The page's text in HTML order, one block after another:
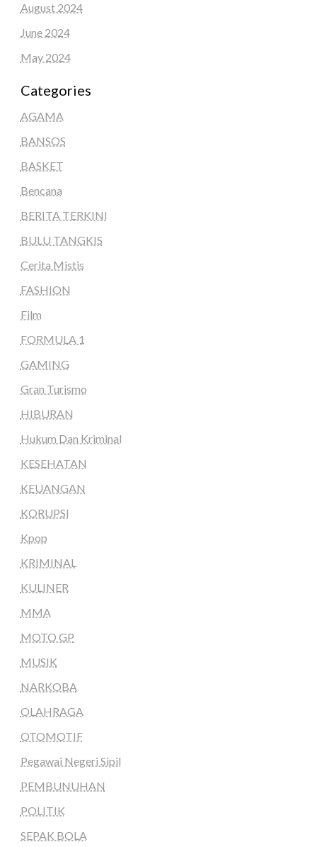
August 2024
June 2024
May 2024
Categories
AGAMA
BANSOS
BASKET
Bencana
BERITA TERKINI
BULU TANGKIS
Cerita Mistis
FASHION
Film
FORMULA 1
GAMING
Gran Turismo
HIBURAN
Hukum Dan Kriminal
KESEHATAN
KEUANGAN
KORUPSI
Kpop
KRIMINAL
KULINER
MMA
MOTO GP
MUSIK
NARKOBA
OLAHRAGA
OTOMOTIF
Pegawai Negeri Sipil
PEMBUNUHAN
POLITIK
SEPAK BOLA